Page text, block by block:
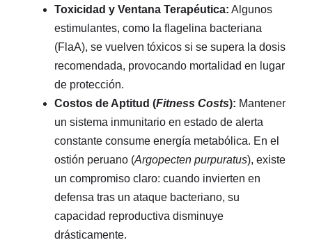
Toxicidad y Ventana Terapéutica: Algunos
estimulantes, como la flagelina bacteriana
(FlaA), se vuelven tóxicos si se supera la dosis
recomendada, provocando mortalidad en lugar
de protección.
Costos de Aptitud (Fitness Costs): Mantener
un sistema inmunitario en estado de alerta
constante consume energía metabólica. En el
ostión peruano (Argopecten purpuratus), existe
un compromiso claro: cuando invierten en
defensa tras un ataque bacteriano, su
capacidad reproductiva disminuye
drásticamente.